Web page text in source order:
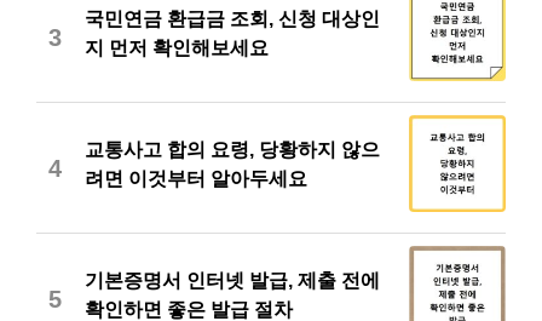
3
국민연금 환급금 조회, 신청 대상인
지 먼저 확인해보세요
4
교통사고 합의 요령, 당황하지 않으
려면 이것부터 알아두세요
5
기본증명서 인터넷 발급, 제출 전에
확인하면 좋은 발급 절차